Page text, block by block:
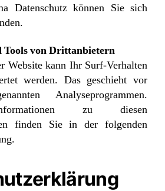
Datenschutz können Sie sich
Tools von Drittanbietern
Website kann Ihr Surf-Verhalten
werden. Das geschieht vor
Analyseprogrammen.
zu diesen
finden Sie in der folgenden